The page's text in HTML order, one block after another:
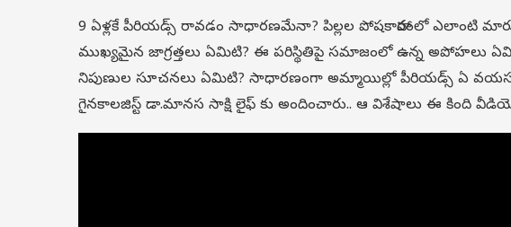
9 ఏళ్లకే పీరియడ్స్ రావడం సాధారణమేనా? పిల్లల పోషకాహారంలో ఎలాంటి
ముఖ్యమైన జాగ్రత్తలు ఏమిటి? ఈ పరిస్థితిపై సమాజంలో ఉన్న అపోహలు
నిపుణుల సూచనలు ఏమిటి? సాధారణంగా అమ్మాయిల్లో పీరియడ్స్ ఏ
గైనకాలజిస్ట్ డా.మానస సాక్షి లైఫ్ కు అందించారు.. ఆ విశేషాలు ఈ కింది